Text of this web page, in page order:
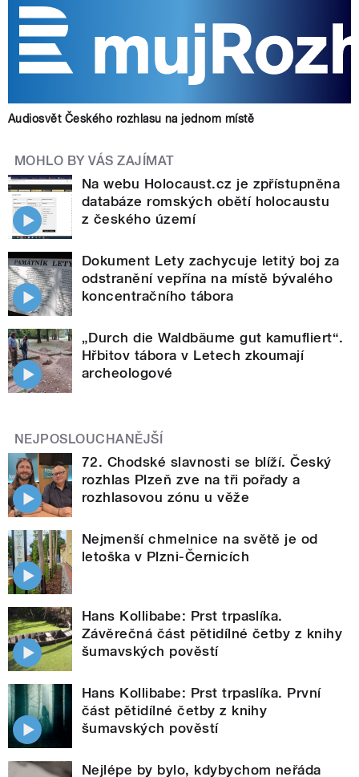
Audiosvět Českého rozhlasu na jednom místě
MOHLO BY VÁS ZAJÍMAT
Na webu Holocaust.cz je zpřístupněna
databáze romských obětí holocaustu
z českého území
Dokument Lety zachycuje letitý boj za
odstranění vepřína na místě bývalého
koncentračního tábora
„Durch die Waldbäume gut kamufliert“.
Hřbitov tábora v Letech zkoumají
archeologové
NEJPOSLOUCHANĚJŠÍ
72. Chodské slavnosti se blíží. Český
rozhlas Plzeň zve na tři pořady a
rozhlasovou zónu u věže
Nejmenší chmelnice na světě je od
letoška v Plzni-Černicích
Hans Kollibabe: Prst trpaslíka.
Závěrečná část pětidílné četby z knihy
šumavských pověstí
Hans Kollibabe: Prst trpaslíka. První
část pětidílné četby z knihy
šumavských pověstí
Nejlépe by bylo, kdybychom neřáda